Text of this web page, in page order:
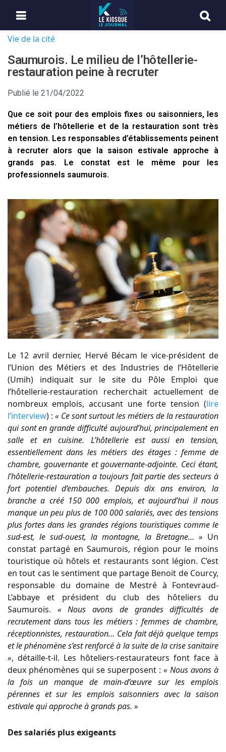
Vie de la cité
Saumurois. Le milieu de l’hôtellerie-
restauration peine à recruter
Publié le 21/04/2022
Que ce soit pour des emplois fixes ou saisonniers, les
métiers de l’hôtellerie et de la restauration sont très
en tension. Les responsables d’établissements peinent
à recruter alors que la saison estivale approche à
grands pas. Le constat est le même pour les
professionnels saumurois.
Le 12 avril dernier, Hervé Bécam le vice-président de
l’Union des Métiers et des Industries de l’Hôtellerie
(Umih) indiquait sur le site du Pôle Emploi que
l’hôtellerie-restauration recherchait actuellement de
nombreux emplois, accusant une forte tension (lire
l’interview) : « Ce sont surtout les métiers de la restauration
qui sont en grande difficulté aujourd’hui, principalement en
salle et en cuisine. L’hôtellerie est aussi en tension,
essentiellement dans les métiers des étages : femme de
chambre, gouvernante et gouvernante-adjointe. Ceci étant,
l’hôtellerie-restauration a toujours fait partie des secteurs à
fort potentiel d’embauches. Depuis dix ans environ, la
branche a créé 150 000 emplois, et aujourd’hui il nous
manque un peu plus de 100 000 salariés, avec des tensions
plus fortes dans les grandes régions touristiques comme le
sud-est, le sud-ouest, la montagne, la Bretagne… » Un
constat partagé en Saumurois, région pour le moins
touristique où hôtels et restaurants sont légion. C’est
en tout cas le sentiment que partage Benoit de Courcy,
responsable du domaine de Mestré à Fontevraud-
L’abbaye et président du club des hôteliers du
Saumurois. « Nous avons de grandes difficultés de
recrutement dans tous les métiers : femmes de chambre,
réceptionnistes, restauration… Cela fait déjà quelque temps
et le phénomène s’est renforcé à la suite de la crise sanitaire
», détaille-t-il. Les hôteliers-restaurateurs font face à
deux phénomènes qui se superposent : « Nous avons à
la fois un manque de main-d’œuvre sur les emplois
pérennes et sur les emplois saisonniers avec la saison
estivale qui approche à grands pas. »
Des salariés plus exigeants